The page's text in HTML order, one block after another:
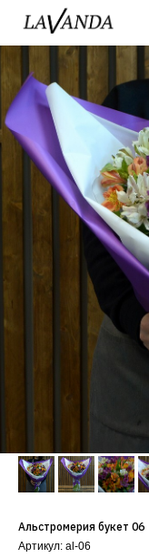
Альстромерия букет 06
Артикул: al-06